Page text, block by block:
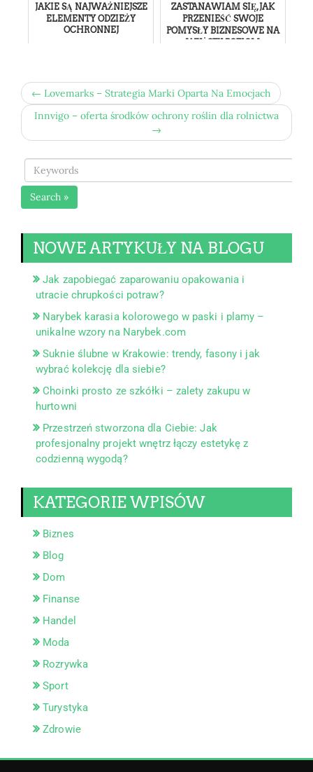
JAKIE SĄ NAJWAŻNIEJSZE
ELEMENTY ODZIEŻY
OCHRONNEJ
ZASTANAWIAM SIĘ, JAK
PRZENIEŚĆ SWOJE
POMYSŁY BIZNESOWE NA
WYŻSZY POZIOM
← Lovemarks – Strategia Marki Oparta Na Emocjach
Innvigo – oferta środków ochrony roślin dla rolnictwa
→
Search »
NOWE ARTYKUŁY NA BLOGU
Jak zapobiegać zaparowaniu opakowania i
utracie chrupkości potraw?
Narybek karasia kolorowego w paski i plamy –
unikalne wzory na Narybek.com
Suknie ślubne w Krakowie: trendy, fasony i jak
wybrać kolekcję dla siebie?
Choinki prosto ze szkółki – zalety zakupu w
hurtowni
Przestrzeń stworzona dla Ciebie: Jak
profesjonalny projekt wnętrz łączy estetykę z
codzienną wygodą?
KATEGORIE WPISÓW
Biznes
Blog
Dom
Finanse
Handel
Moda
Rozrywka
Sport
Turystyka
Zdrowie